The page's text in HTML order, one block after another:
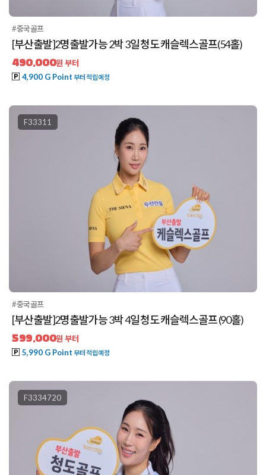
#중국골프
[부산출발]2명출발가능 2박 3일 청도 캐슬렉스골프(54홀)
490,000원 부터
4,900 G Point 부터 적립예정
F33311
#중국골프
[부산출발]2명출발가능 3박 4일 청도 캐슬렉스골프 (90홀)
599,000원 부터
5,990 G Point 부터 적립예정
F3334720